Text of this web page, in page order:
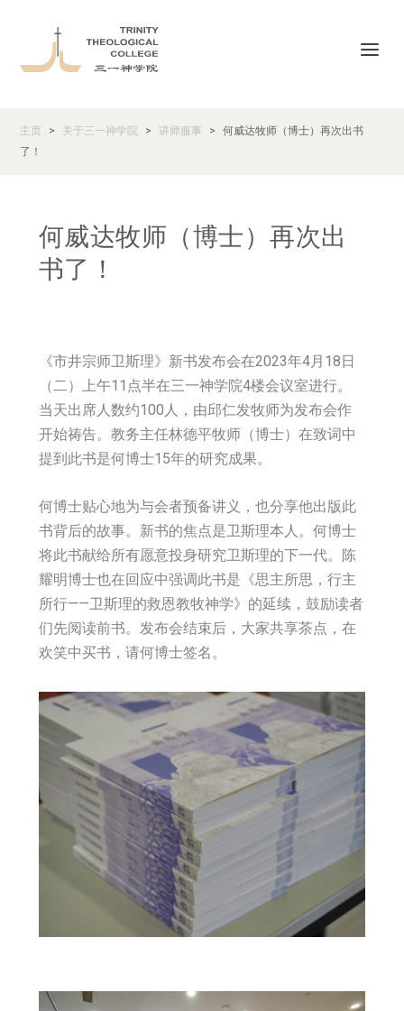
主页 > 关于三一神学院 > 讲师服事 >
何威达牧师（博士）再次出书
了！
何威达牧师（博士）再次出
书了！
《市井宗师卫斯理》新书发布会在2023年4月18日
（二）上午11点半在三一神学院4楼会议室进行。
当天出席人数约100人，由邱仁发牧师为发布会作
开始祷告。教务主任林德平牧师（博士）在致词中
提到此书是何博士15年的研究成果。
何博士贴心地为与会者预备讲义，也分享他出版此
书背后的故事。新书的焦点是卫斯理本人。何博士
将此书献给所有愿意投身研究卫斯理的下一代。陈
耀明博士也在回应中强调此书是《思主所思，行主
所行——卫斯理的救恩教牧神学》的延续，鼓励读者
们先阅读前书。发布会结束后，大家共享茶点，在
欢笑中买书，请何博士签名。